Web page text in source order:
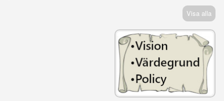
Visa alla